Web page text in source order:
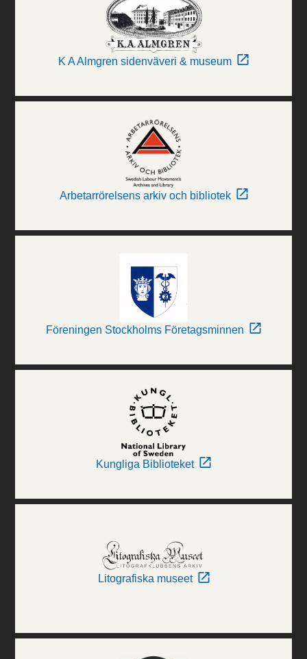
K A Almgren sidenväveri & museum
Arbetarrörelsens arkiv och bibliotek
Föreningen Stockholms Företagsminnen
Kungliga Biblioteket
Litografiska museet